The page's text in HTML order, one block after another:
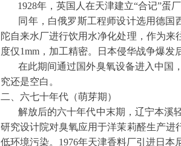
1928年，英国人在天津建立“合记”蛋
同年，白俄罗斯工程师设计选用德国
陀自来水厂进行饮用水净化处理，作为
度仅1mm ，加工精密。日本侵华战争爆发
在此期间通过国外臭氧设备进入中国
究还是空白。
二、六七十年代（萌芽期）
解放后的六十年代中末期，辽宁本溪
研究设计院对臭氧应用于洋茉莉醛生产
低环境污染。 1976年天津香料厂引进日本